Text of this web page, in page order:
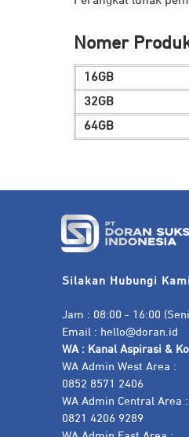
Nomer
16GB
32GB
64GB
Silakan Hubungi
Jam : 08:00 - 16:00
Email : hello@doran.id
WA : Kanal Aspirasi &
WA Admin West Area :
0852 8571 2406
WA Admin Central Area :
0821 4206 9289